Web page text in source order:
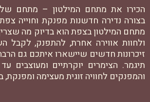
הכירו את מתחם המילטון – מתחם
בצורה נדירה חדשנות מפנקת וחוייה
מתחם המילטון בצפת הוא בדיוק מה
ולחוות אווירה אחרת, להתפנק, לקבל
זיכרונות חדשים שיישארו איתכם גם
תיגמר. הצימרים יוקרתיים ומעוצבים
והמפנקים לחוויה זוגית מעצימה